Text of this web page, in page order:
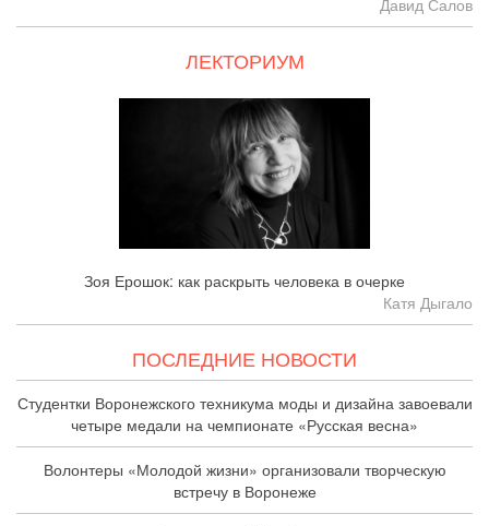
Давид Салов
ЛЕКТОРИУМ
Зоя Ерошок: как раскрыть человека в очерке
Катя Дыгало
ПОСЛЕДНИЕ НОВОСТИ
Студентки Воронежского техникума моды и дизайна завоевали
четыре медали на чемпионате «Русская весна»
Волонтеры «Молодой жизни» организовали творческую
встречу в Воронеже